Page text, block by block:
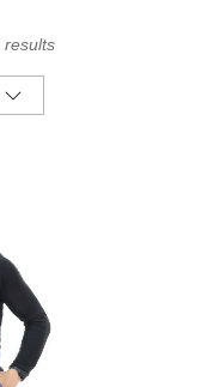
results